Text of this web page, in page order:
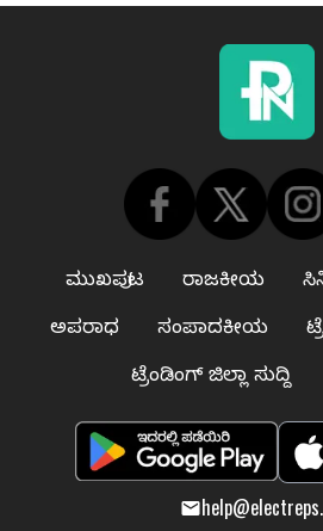
ಮುಖಪುಟ ರಾಜಕೀಯ
ಅಪರಾಧ
ಸಂಪಾದಕೀಯ
ಟ್ರೆಂಡಿಂಗ್ ಜಿಲ್ಲಾ ಸುದ್ದಿ